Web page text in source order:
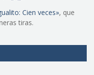
Cien veces», que
tiras.